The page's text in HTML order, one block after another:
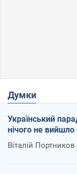
Думки
Український
нічого не вийшло
Віталій Портников